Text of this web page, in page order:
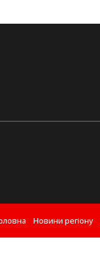
Новини регіону